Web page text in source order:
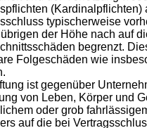
(Kardinalpflichten)
typischerweise
der Höhe nach auf
begrenzt.
Folgeschäden wie
ist gegenüber
von Leben, Körper und
oder grob
auf die bei